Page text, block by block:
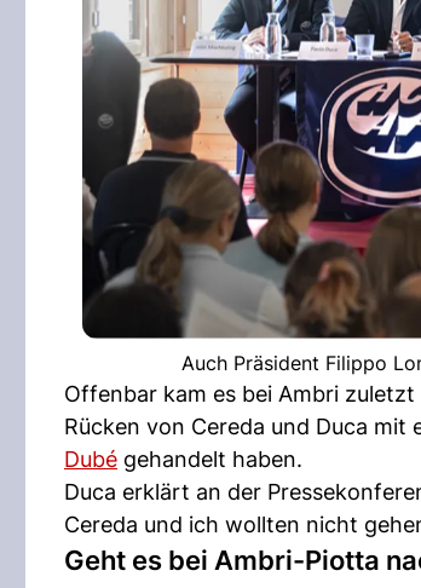
Auch Präsident Filippo
Offenbar kam es bei Ambri
Rücken von Cereda und Duca mit
Dubé gehandelt haben.
Duca erklärt an der
Cereda und ich wollten nicht
Geht es bei Ambri-Piotta